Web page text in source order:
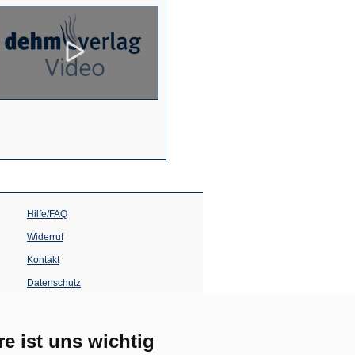
ist uns wichtig
Hilfe/FAQ
Widerruf
Kontakt
Datenschutz